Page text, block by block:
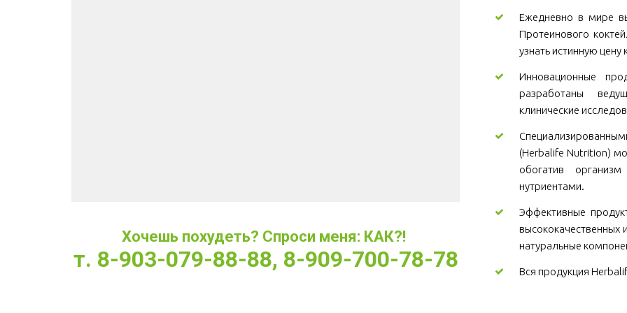
Хочешь похудеть? Спроси меня: КАК?!
т. 8-903-079-88-88, 8-909-700-78-78
Ежедневно в мире
Протеинового
узнать истинную
Инновационные
разработаны
клинические
(Herbalife Nutrition)
обогатив
нутриентами.
Эффективные
высококачественных
натуральные
Вся продукция